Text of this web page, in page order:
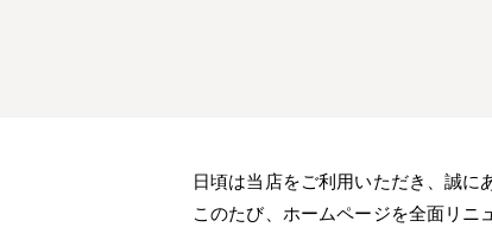
日頃は当店をご利用いただき、誠に
このたび、ホームページを全面リニ